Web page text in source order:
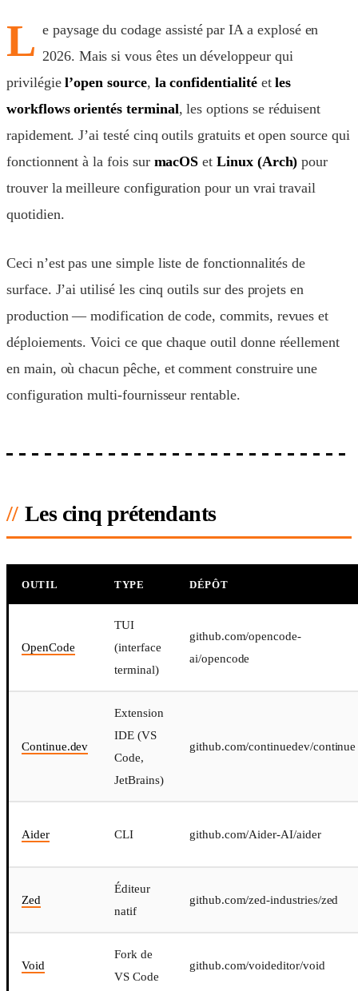
L e paysage du codage assisté par IA a explosé en
2026. Mais si vous êtes un développeur qui
privilégiel’open source, la confidentialitéetles
workflows orientés terminal, les options se réduisent
rapidement. J’ai testé cinq outils gratuits et open source qui
fonctionnent à la fois sur macOS etLinux (Arch) pour
trouver la meilleure configuration pour un vrai travail
quotidien.
Ceci n’est pas une simple liste de fonctionnalités de
surface. J’ai utilisé les cinq outils sur des projets en
production — modification de code, commits, revues et
déploiements. Voici ce que chaque outil donne réellement
en main, où chacun pêche, et comment construire une
configuration multi-fournisseur rentable.
Les cinq prétendants
OUTIL TYPE DÉPÔT
OpenCode
TUI
(interface
terminal)
github.com/opencode-
ai/opencode
Continue.dev
Extension
IDE (VS
Code,
JetBrains)
github.com/continuedev/continue
Aider CLI github.com/Aider-AI/aider
Zed
Éditeur
natif
github.com/zed-industries/zed
Void
Fork de
VS Code
github.com/voideditor/void